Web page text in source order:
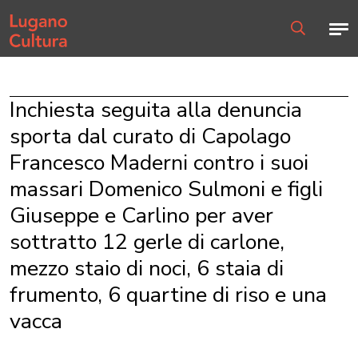
Home page
Inchiesta seguita alla denuncia
sporta dal curato di Capolago
Francesco Maderni contro i suoi
massari Domenico Sulmoni e figli
Giuseppe e Carlino per aver
sottratto 12 gerle di carlone,
mezzo staio di noci, 6 staia di
frumento, 6 quartine di riso e una
vacca